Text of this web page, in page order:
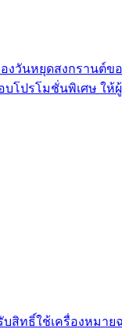
งวันหยุดสงกรานต์ข
โปรโมชั่นพิเศษ ให้
บสิทธิ์ใช้เครื่องหมา